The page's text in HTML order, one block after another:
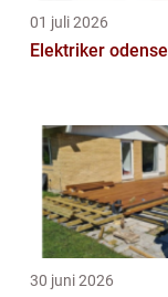
01 juli 2026
Elektriker odense
30 juni 2026